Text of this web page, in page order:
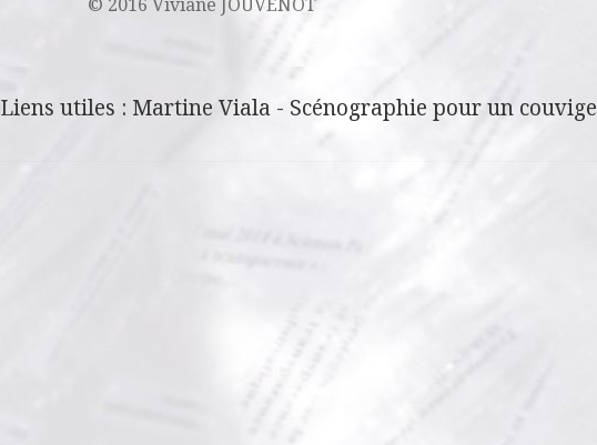
Liens utiles : Martine Viala - Scénographie pour un couvige